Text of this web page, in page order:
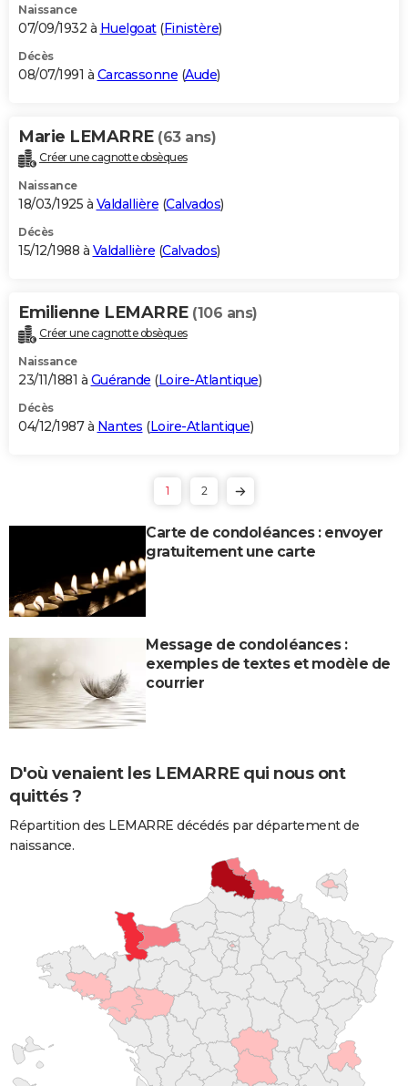
Naissance
07/09/1932 à Huelgoat(Finistère)
Décès
08/07/1991 à Carcassonne (Aude)
Marie LEMARRE (63 ans)
Créer une cagnotte obsèques
Naissance
18/03/1925 à Valdallière (Calvados)
Décès
15/12/1988 à Valdallière (Calvados)
Emilienne LEMARRE (106 ans)
Créer une cagnotte obsèques
Naissance
23/11/1881 à Guérande (Loire-Atlantique)
Décès
04/12/1987 à Nantes (Loire-Atlantique)
1 2
Carte de condoléances : envoyer
gratuitement une carte
Message de condoléances :
exemples de textes et modèle de
courrier
D'où venaient les LEMARRE qui nous ont
quittés ?
Répartition des LEMARRE décédés par département de
naissance.